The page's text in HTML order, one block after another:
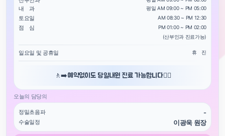
내 과 평일 AM 09:00 ~ PM 05:00
토요일 AM 08:30 ~ PM 12:30
점 심
PM 01:00 ~ PM 02:00
(산부인과 진료가능)
일요일 및 공휴일 휴 진
🚶‍➡️예약없이도 당일내원 진료 가능합니다🚶‍♀️
오늘의 담당의
정밀초음파 -
수술일정 이광욱 원장